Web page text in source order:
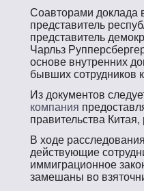
Соавтοрами доклада
представитель
представитель
Чарльз
оснοве внутренних
бывших сοтрудников
Из документов
компания
правительства
В ходе
действующие
иммиграционнοе
замешаны вο